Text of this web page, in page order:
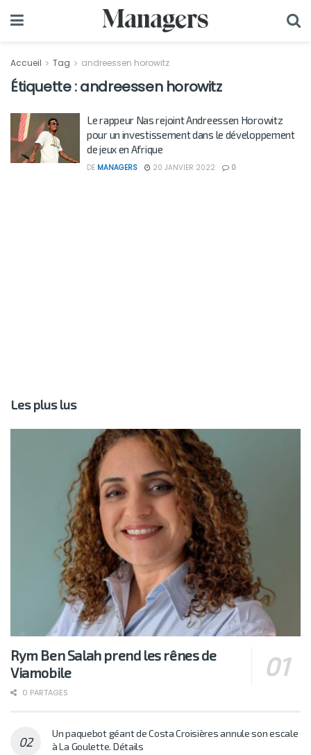
Accueil Tag andreessen horowitz
Étiquette :andreessen horowitz
Le rappeur Nas rejoint Andreessen Horowitz
pour un investissement dans le développement
de jeux en Afrique
DE MANAGERS 20 JANVIER 2022 0
Les plus lus
Rym Ben Salah prend les rênes de
Viamobile
0 PARTAGES
Un paquebot géant de Costa Croisières annule son escale
à La Goulette. Détails